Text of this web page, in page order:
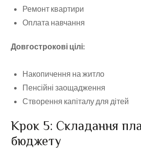
Ремонт квартири
Оплата навчання
Довгострокові цілі:
Накопичення на житло
Пенсійні заощадження
Створення капіталу для дітей
Крок 5: Складання
бюджету